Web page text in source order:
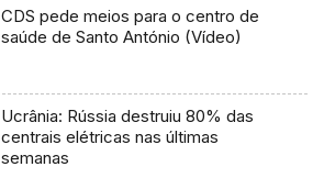
CDS pede meios para o centro de
saúde de Santo António (Vídeo)
Ucrânia: Rússia destruiu 80% das
centrais elétricas nas últimas
semanas